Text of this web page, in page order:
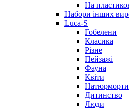
На
Набори інших
Luca-S
Гобелени
Класика
Різне
Пейзажі
Фауна
Квіти
Натюрморти
Дитинство
Люди